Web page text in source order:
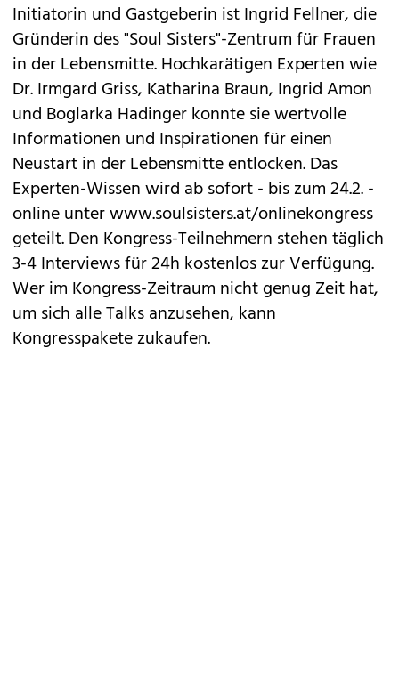
Initiatorin und Gastgeberin ist Ingrid Fellner, die
Gründerin des"Soul Sisters"-Zentrum für Frauen
in der Lebensmitte. Hochkarätigen Experten wie
Dr. Irmgard Griss, Katharina Braun, Ingrid Amon
und Boglarka Hadinger konnte sie wertvolle
Informationen und Inspirationen für einen
Neustart in der Lebensmitte entlocken. Das
Experten-Wissen wird ab sofort - bis zum 24.2. -
online unterwww.soulsisters.at/onlinekongress
geteilt. Den Kongress-Teilnehmern stehen täglich
3-4 Interviews für 24h kostenlos zur Verfügung.
Wer im Kongress-Zeitraum nicht genug Zeit hat,
um sich alle Talks anzusehen, kann
Kongresspakete zukaufen.